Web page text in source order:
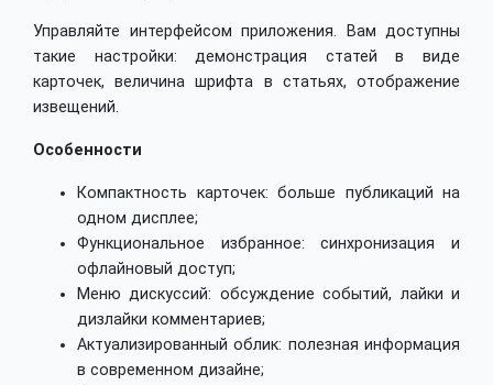
Управляйте интерфейсом приложения. Вам доступны
такие настройки: демонстрация статей в виде
карточек, величина шрифта в статьях, отображение
извещений.
Особенности
Компактность карточек: больше публикаций на
одном дисплее;
Функциональное избранное: синхронизация и
офлайновый доступ;
Меню дискуссий: обсуждение событий, лайки и
дизлайки комментариев;
Актуализированный облик: полезная информация
в современном дизайне;